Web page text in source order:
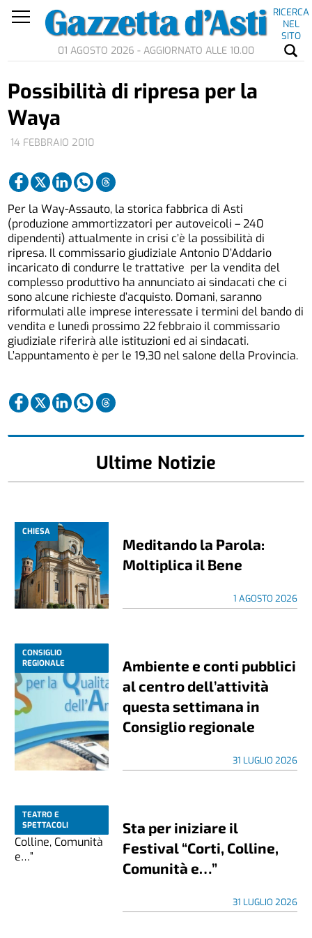
RICERCA
NEL
SITO
01 AGOSTO 2026 - AGGIORNATO ALLE 10.00
14 FEBBRAIO 2010
Possibilità di ripresa per la
Waya
Per la Way-Assauto, la storica fabbrica di Asti
(produzione ammortizzatori per autoveicoli – 240
dipendenti) attualmente in crisi c’è la possibilità di
ripresa. Il commissario giudiziale Antonio D’Addario
incaricato di condurre le trattative per la vendita del
complesso produttivo ha annunciato ai sindacati che ci
sono alcune richieste d’acquisto. Domani, saranno
riformulati alle imprese interessate i termini del bando di
vendita e lunedì prossimo 22 febbraio il commissario
giudiziale riferirà alle istituzioni ed ai sindacati.
L’appuntamento è per le 19,30 nel salone della Provincia.
Ultime Notizie
CHIESA
Meditando la Parola:
Moltiplica il Bene
1 AGOSTO 2026
CONSIGLIO
REGIONALE
Ambiente e conti pubblici
al centro dell’attività
questa settimana in
Consiglio regionale
31 LUGLIO 2026
TEATRO E
SPETTACOLI
Sta per iniziare il
Festival “Corti, Colline,
Comunità e…”
31 LUGLIO 2026